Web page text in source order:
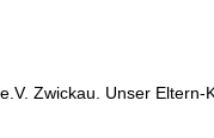
Zwickau. Unser